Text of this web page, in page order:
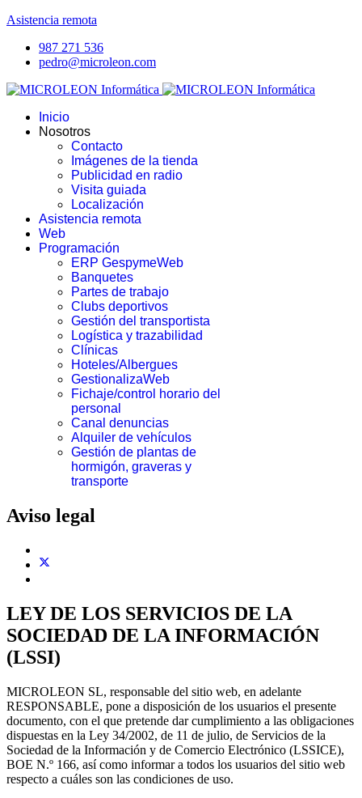
Asistencia remota
987 271 536
pedro@microleon.com
Inicio
Nosotros
Contacto
Imágenes de la tienda
Publicidad en radio
Visita guiada
Localización
Asistencia remota
Web
Programación
ERP GespymeWeb
Banquetes
Partes de trabajo
Clubs deportivos
Gestión del transportista
Logística y trazabilidad
Clínicas
Hoteles/Albergues
GestionalizaWeb
Fichaje/control horario del
personal
Canal denuncias
Alquiler de vehículos
Gestión de plantas de
hormigón, graveras y
transporte
Aviso legal
LEY DE LOS SERVICIOS DE LA
SOCIEDAD DE LA INFORMACIÓN
(LSSI)
MICROLEON SL, responsable del sitio web, en adelante
RESPONSABLE, pone a disposición de los usuarios el presente
documento, con el que pretende dar cumplimiento a las obligaciones
dispuestas en la Ley 34/2002, de 11 de julio, de Servicios de la
Sociedad de la Información y de Comercio Electrónico (LSSICE),
BOE N.º 166, así como informar a todos los usuarios del sitio web
respecto a cuáles son las condiciones de uso.